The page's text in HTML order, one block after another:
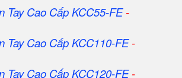
Tay Cao Cấp KCC55-FE-
Tay Cao Cấp KCC110-FE-
Tay Cao Cấp KCC120-FE-